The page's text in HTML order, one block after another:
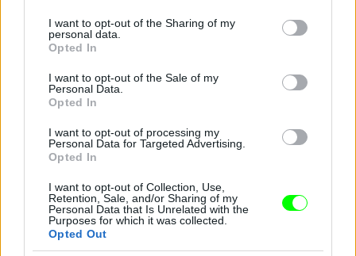
not limited to your visit or usage behaviour. You may click to
grant or deny consent to Google and its third-party tags to
use your data for below specified purposes in below Google
consent section.
I want to opt-out of the Sharing of my
personal data.
Opted In
I want to opt-out of the Sale of my
Personal Data.
Opted In
I want to opt-out of processing my
Personal Data for Targeted Advertising.
Opted In
I want to opt-out of Collection, Use,
Retention, Sale, and/or Sharing of my
Personal Data that Is Unrelated with the
Purposes for which it was collected.
Opted Out